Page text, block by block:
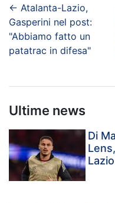
← Atalanta-Lazio,
Gasperini nel post:
"Abbiamo fatto un
patatrac in difesa"
Ultime news
Di